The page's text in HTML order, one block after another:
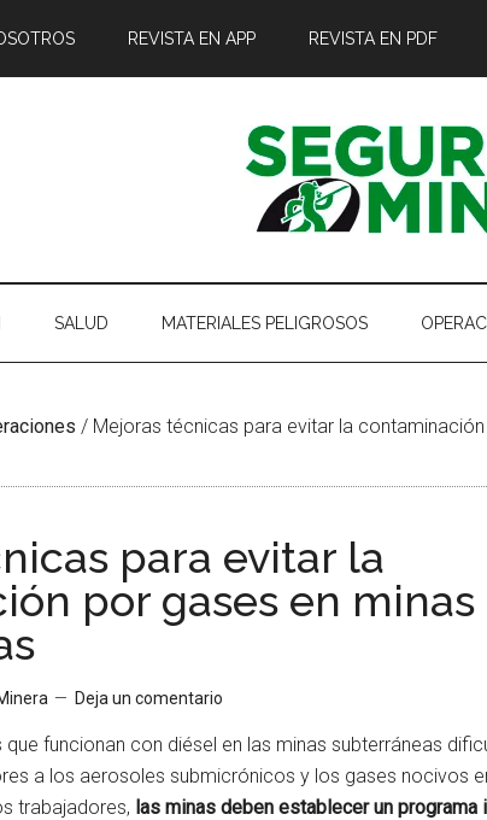
REVISTA EN APP REVISTA EN PDF
SALUD MATERIALES PELIGROSOS
/ Mejoras técnicas para evitar la
para evitar la
por gases en minas
Deja un comentario
funcionan con diésel en las minas subterráneas
a los aerosoles submicrónicos y los gases nocivos
trabajadores, las minas deben establecer un programa